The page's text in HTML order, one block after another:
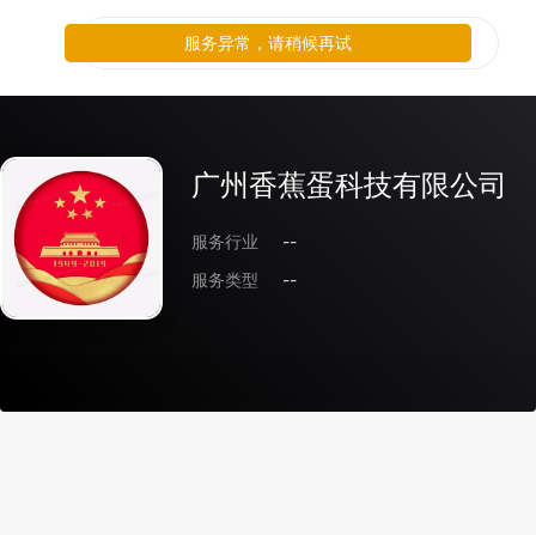
广州香蕉蛋科技有限公司
服务行业
--
服务类型
--
服务异常，请稍候再试